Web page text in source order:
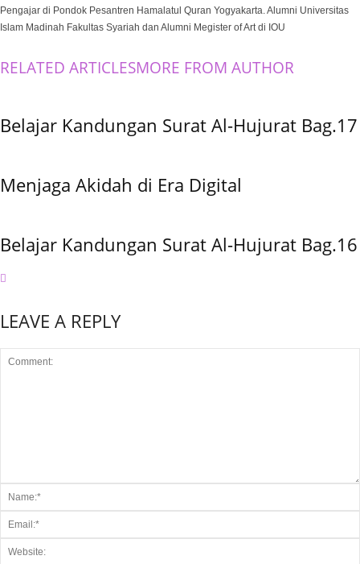
Pengajar di Pondok Pesantren Hamalatul Quran Yogyakarta. Alumni Universitas
Islam Madinah Fakultas Syariah dan Alumni Megister of Art di IOU
RELATED ARTICLESMORE FROM AUTHOR
Belajar Kandungan Surat Al-Hujurat Bag.17
Menjaga Akidah di Era Digital
Belajar Kandungan Surat Al-Hujurat Bag.16
LEAVE A REPLY